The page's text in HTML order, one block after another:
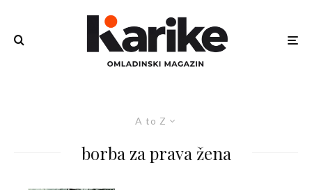
A to Z
borba za prava žena